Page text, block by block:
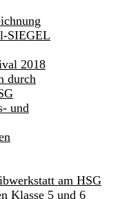
SIEGEL
2018
durch
und
am HSG
Klasse 5 und 6